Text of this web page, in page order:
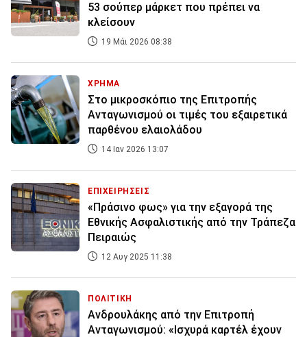
53 σούπερ μάρκετ που πρέπει να
κλείσουν
19 Μάι 2026 08:38
ΧΡΗΜΑ
Στο μικροσκόπιο της Eπιτροπής
Aνταγωνισμού οι τιμές του εξαιρετικά
παρθένου ελαιολάδου
14 Ιαν 2026 13:07
ΕΠΙΧΕΙΡΗΣΕΙΣ
«Πράσινο φως» για την εξαγορά της
Εθνικής Ασφαλιστικής από την Τράπεζα
Πειραιώς
12 Αυγ 2025 11:38
ΠΟΛΙΤΙΚΗ
Ανδρουλάκης από την Επιτροπή
Ανταγωνισμού: «Ισχυρά καρτέλ έχουν